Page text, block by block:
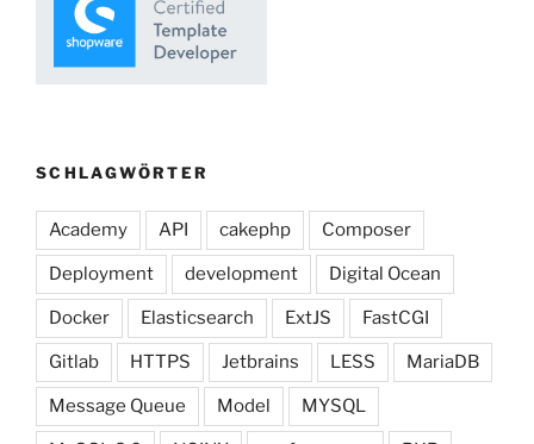
SCHLAGWÖRTER
Academy API cakephp Composer
Deployment development Digital Ocean
Docker Elasticsearch ExtJS FastCGI
Gitlab HTTPS Jetbrains LESS MariaDB
Message Queue Model MYSQL